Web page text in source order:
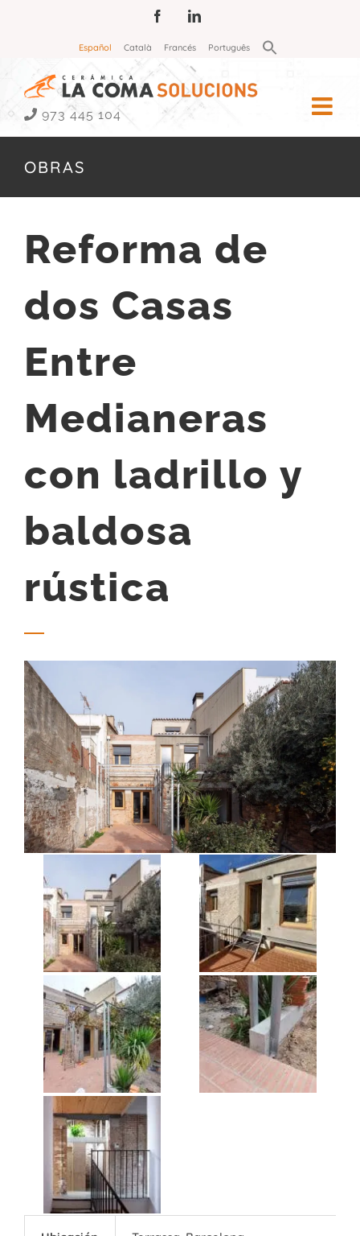
FacebookLinkedIn
Español Català Francés Português Buscar:
973 445 104
OBRAS
Reforma de
dos Casas
Entre
Medianeras
con ladrillo y
baldosa
rústica